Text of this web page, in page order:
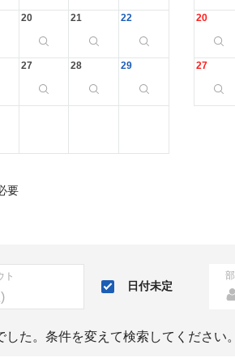
20 21 22
27 28 29
20
27
要
ト
日付未定
た。条件を変えて検索してください。